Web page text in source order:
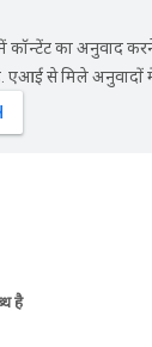
कॉन्टेंट का अनुवाद
एआई से मिले अनुवादों
है